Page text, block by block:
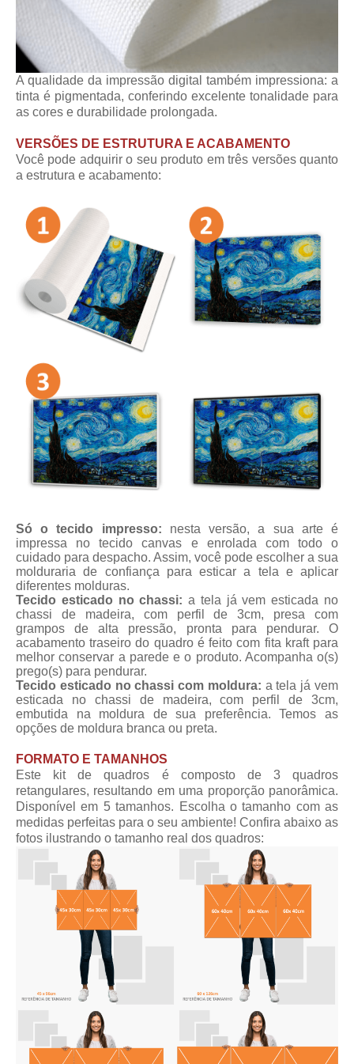
A qualidade da impressão digital também impressiona: a
tinta é pigmentada, conferindo excelente tonalidade para
as cores e durabilidade prolongada.
VERSÕES DE ESTRUTURA E ACABAMENTO
Você pode adquirir o seu produto em três versões quanto
a estrutura e acabamento:
Só o tecido impresso: nesta versão, a sua arte é
impressa no tecido canvas e enrolada com todo o
cuidado para despacho. Assim, você pode escolher a sua
molduraria de confiança para esticar a tela e aplicar
diferentes molduras.
Tecido esticado no chassi: a tela já vem esticada no
chassi de madeira, com perfil de 3cm, presa com
grampos de alta pressão, pronta para pendurar. O
acabamento traseiro do quadro é feito com fita kraft para
melhor conservar a parede e o produto. Acompanha o(s)
prego(s) para pendurar.
Tecido esticado no chassi com moldura: a tela já vem
esticada no chassi de madeira, com perfil de 3cm,
embutida na moldura de sua preferência. Temos as
opções de moldura branca ou preta.
FORMATO E TAMANHOS
Este kit de quadros é composto de 3 quadros
retangulares, resultando em uma proporção panorâmica.
Disponível em 5 tamanhos. Escolha o tamanho com as
medidas perfeitas para o seu ambiente! Confira abaixo as
fotos ilustrando o tamanho real dos quadros: